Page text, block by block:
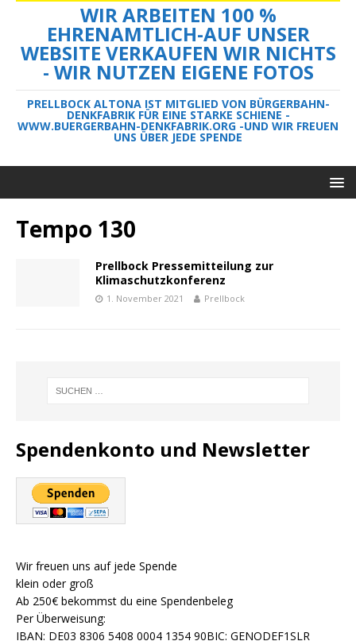
WIR ARBEITEN 100 %
EHRENAMTLICH-AUF UNSER
WEBSITE VERKAUFEN WIR NICHTS
- WIR NUTZEN EIGENE FOTOS
PRELLBOCK ALTONA IST MITGLIED VON BÜRGERBAHN-
DENKFABRIK FÜR EINE STARKE SCHIENE -
WWW.BUERGERBAHN-DENKFABRIK.ORG -UND WIR FREUEN
UNS ÜBER JEDE SPENDE
Tempo 130
Prellbock Pressemitteilung zur
Klimaschutzkonferenz
1. November 2021 Prellbock
Spendenkonto und Newsletter
Wir freuen uns auf jede Spende
klein oder groß
Ab 250€ bekommst du eine Spendenbeleg
Per Überweisung:
IBAN: DE03 8306 5408 0004 1354 90BIC: GENODEF1SLR